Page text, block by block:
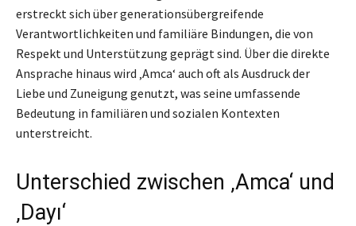
erstreckt sich über generationsübergreifende
Verantwortlichkeiten und familiäre Bindungen, die von
Respekt und Unterstützung geprägt sind. Über die direkte
Ansprache hinaus wird ‚Amca‘ auch oft als Ausdruck der
Liebe und Zuneigung genutzt, was seine umfassende
Bedeutung in familiären und sozialen Kontexten
unterstreicht.
Unterschied zwischen ‚Amca‘ und
‚Dayı‘